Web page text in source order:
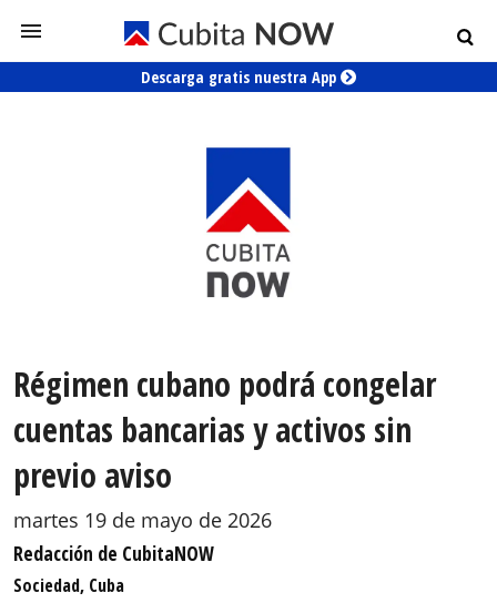
Descarga gratis nuestra App
Régimen cubano podrá congelar
cuentas bancarias y activos sin
previo aviso
martes 19 de mayo de 2026
Redacción de CubitaNOW
Sociedad, Cuba